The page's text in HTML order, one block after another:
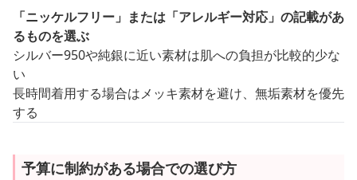
「ニッケルフリー」または「アレルギー対応」の記載があ
るものを選ぶ
シルバー950や純銀に近い素材は肌への負担が比較的少な
い
長時間着用する場合はメッキ素材を避け、無垢素材を優先
する
予算に制約がある場合での選び方